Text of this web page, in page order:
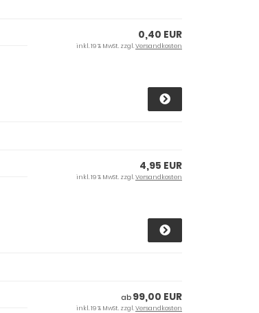
0,40 EUR
inkl. 19 % MwSt. zzgl.Versandkosten
4,95 EUR
inkl. 19 % MwSt. zzgl.Versandkosten
ab 99,00 EUR
inkl. 19 % MwSt. zzgl.Versandkosten